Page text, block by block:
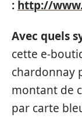
: http://
Avec quels
cette e-
chardonnay
montant de
par carte